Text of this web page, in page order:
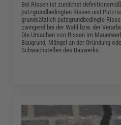
Bei Rissen ist zunächst
putzgrundbedingten Rissen und
grundsätzlich putzgrundbedingte
zwingend bei der Wahl bzw. der
Die Ursachen von Rissen im
Baugrund, Mängel an der Gründung
Schwachstellen des Bauwerks.